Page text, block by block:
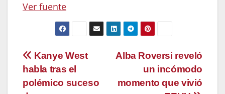
Ver fuente
Navegación
de
Alba Roversi reveló
un incómodo
momento que vivió
Kanye West
habla tras el
polémico suceso